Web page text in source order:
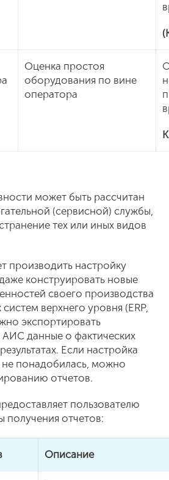
Оценка простоя
оборудования по вине
оператора
может быть рассчитан
(сервисной) службы,
тех или иных видов
производить настройку
конструировать новые
своего производства
верхнего уровня (ERP,
экспортировать
данные о фактических
Если настройка
понадобилась, можно
отчетов.
пользователю
получения отчетов:
Описание